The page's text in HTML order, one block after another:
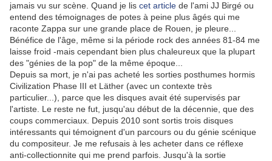
jamais vu sur scène. Quand je lis cet article de l'ami JJ Birgé ou
entend des témoignages de potes à peine plus âgés qui me
raconte Zappa sur une grande place de Rouen, je pleure...
Bénéfice de l'âge, même si la période rock des années 81-84 me
laisse froid -mais cependant bien plus chaleureux que la plupart
des "génies de la pop" de la même époque...
Depuis sa mort, je n'ai pas acheté les sorties posthumes hormis
Civilization Phase III et Läther (avec un contexte très
particulier...), parce que les disques avait été supervisés par
l'artiste. Le reste ne fut, jusqu'au début de la décennie, que des
coups commerciaux. Depuis 2010 sont sortis trois disques
intéressants qui témoignent d'un parcours ou du génie scénique
du compositeur. Je me refusais à les acheter dans ce réflexe
anti-collectionnite qui me prend parfois. Jusqu'à la sortie